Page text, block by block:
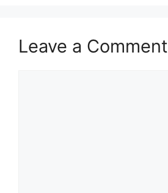
Leave a Comment